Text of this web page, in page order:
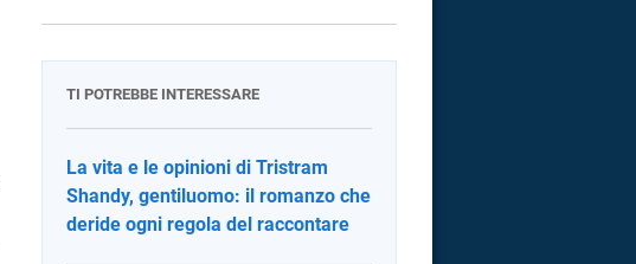
TI POTREBBE INTERESSARE
La vita e le opinioni di Tristram
Shandy, gentiluomo: il romanzo che
deride ogni regola del raccontare